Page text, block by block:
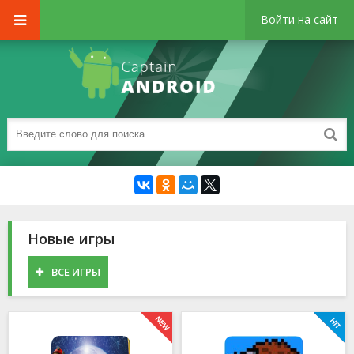
Войти на сайт
Новые игры
ВСЕ ИГРЫ